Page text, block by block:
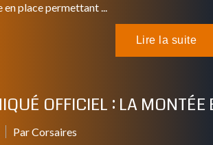
en place permettant ...
OFFICIEL : LA MONTÉE
Par Corsaires